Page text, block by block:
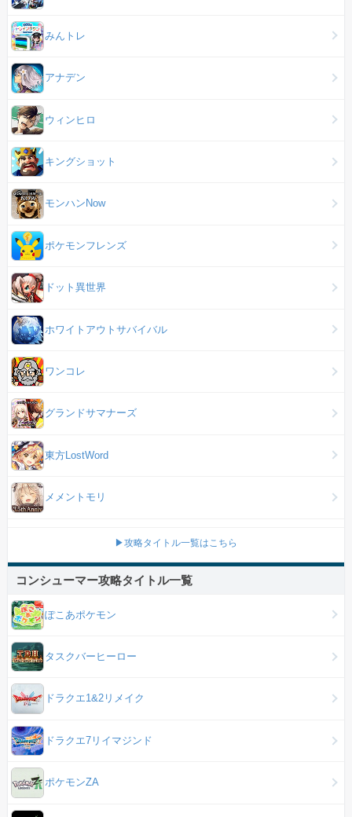
みんトレ
アナデン
ウィンヒロ
キングショット
モンハンNow
ポケモンフレンズ
ドット異世界
ホワイトアウトサバイバル
ワンコレ
グランドサマナーズ
東方LostWord
メメントモリ
▶攻略タイトル一覧はこちら
コンシューマー攻略タイトル一覧
ぽこあポケモン
タスクバーヒーロー
ドラクエ1&2リメイク
ドラクエ7リイマジンド
ポケモンZA